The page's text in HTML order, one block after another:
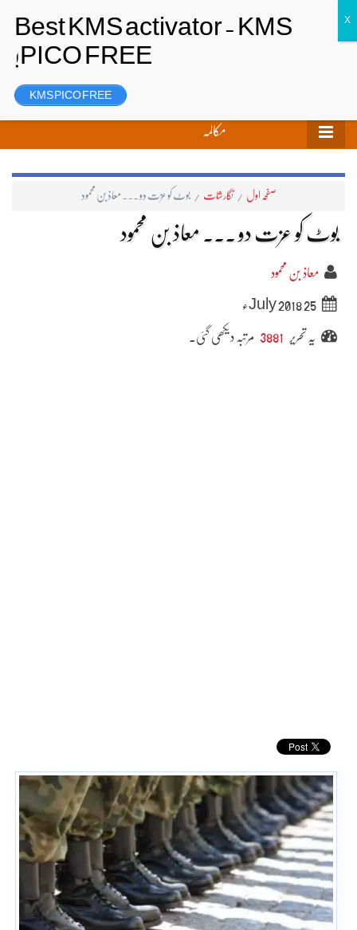
رجسٹر
مکالمہ
صفحہ اول / نگارشات / بوٹ کو عزت دو ۔۔۔ معاذ بن محمود
بوٹ کو عزت دو ۔۔۔ معاذ بن محمود
معاذ بن محمود
25 July 2018ء
یہ تحریر 3881 مرتبہ دیکھی گئی۔
KMS PICO FREE